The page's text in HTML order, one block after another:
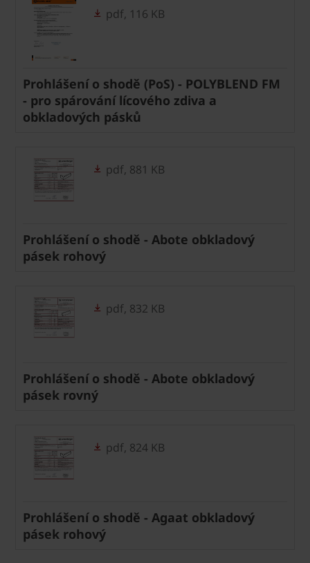
pdf, 116 KB
Prohlášení o shodě (PoS) - POLYBLEND FM
- pro spárování lícového zdiva a
obkladových pásků
pdf, 881 KB
Prohlášení o shodě - Abote obkladový
pásek rohový
pdf, 832 KB
Prohlášení o shodě - Abote obkladový
pásek rovný
pdf, 824 KB
Prohlášení o shodě - Agaat obkladový
pásek rohový